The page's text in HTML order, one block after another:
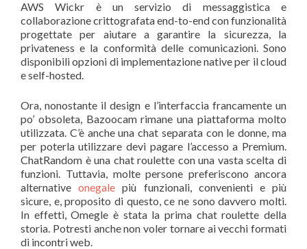
AWS Wickr è un servizio di messaggistica e
collaborazione crittografata end-to-end con funzionalità
progettate per aiutare a garantire la sicurezza, la
privateness e la conformità delle comunicazioni. Sono
disponibili opzioni di implementazione native per il cloud
e self-hosted.
Ora, nonostante il design e l’interfaccia francamente un
po’ obsoleta, Bazoocam rimane una piattaforma molto
utilizzata. C’è anche una chat separata con le donne, ma
per poterla utilizzare devi pagare l’accesso a Premium.
ChatRandom è una chat roulette con una vasta scelta di
funzioni. Tuttavia, molte persone preferiscono ancora
alternativeonegale più funzionali, convenienti e più
sicure, e, proposito di questo, ce ne sono davvero molti.
In effetti, Omegle è stata la prima chat roulette della
storia. Potresti anche non voler tornare ai vecchi formati
di incontri web.